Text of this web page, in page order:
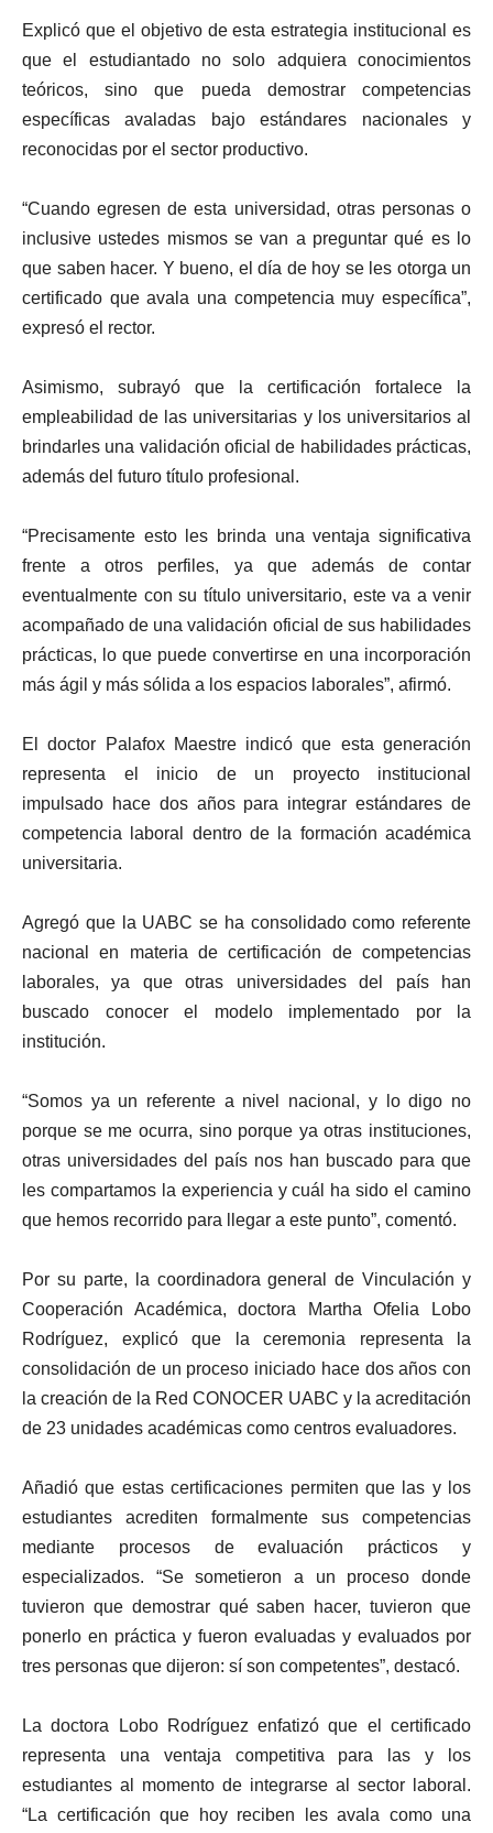
Explicó que el objetivo de esta estrategia institucional es
que el estudiantado no solo adquiera conocimientos
teóricos, sino que pueda demostrar competencias
específicas avaladas bajo estándares nacionales y
reconocidas por el sector productivo.
“Cuando egresen de esta universidad, otras personas o
inclusive ustedes mismos se van a preguntar qué es lo
que saben hacer. Y bueno, el día de hoy se les otorga un
certificado que avala una competencia muy específica”,
expresó el rector.
Asimismo, subrayó que la certificación fortalece la
empleabilidad de las universitarias y los universitarios al
brindarles una validación oficial de habilidades prácticas,
además del futuro título profesional.
“Precisamente esto les brinda una ventaja significativa
frente a otros perfiles, ya que además de contar
eventualmente con su título universitario, este va a venir
acompañado de una validación oficial de sus habilidades
prácticas, lo que puede convertirse en una incorporación
más ágil y más sólida a los espacios laborales”, afirmó.
El doctor Palafox Maestre indicó que esta generación
representa el inicio de un proyecto institucional
impulsado hace dos años para integrar estándares de
competencia laboral dentro de la formación académica
universitaria.
Agregó que la UABC se ha consolidado como referente
nacional en materia de certificación de competencias
laborales, ya que otras universidades del país han
buscado conocer el modelo implementado por la
institución.
“Somos ya un referente a nivel nacional, y lo digo no
porque se me ocurra, sino porque ya otras instituciones,
otras universidades del país nos han buscado para que
les compartamos la experiencia y cuál ha sido el camino
que hemos recorrido para llegar a este punto”, comentó.
Por su parte, la coordinadora general de Vinculación y
Cooperación Académica, doctora Martha Ofelia Lobo
Rodríguez, explicó que la ceremonia representa la
consolidación de un proceso iniciado hace dos años con
la creación de la Red CONOCER UABC y la acreditación
de 23 unidades académicas como centros evaluadores.
Añadió que estas certificaciones permiten que las y los
estudiantes acrediten formalmente sus competencias
mediante procesos de evaluación prácticos y
especializados. “Se sometieron a un proceso donde
tuvieron que demostrar qué saben hacer, tuvieron que
ponerlo en práctica y fueron evaluadas y evaluados por
tres personas que dijeron: sí son competentes”, destacó.
La doctora Lobo Rodríguez enfatizó que el certificado
representa una ventaja competitiva para las y los
estudiantes al momento de integrarse al sector laboral.
“La certificación que hoy reciben les avala como una